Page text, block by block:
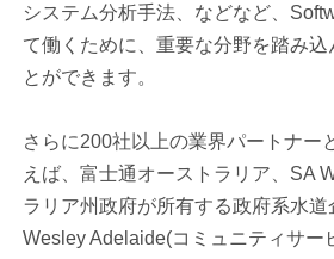
システム分析手法、などなど、
て働くために、重要な分野を踏み込
とができます。
さらに200社以上の業界パートナー
えば、富士通オーストラリア、SA
ラリア州政府が所有する政府系水
Wesley Adelaide(コミュニティサー